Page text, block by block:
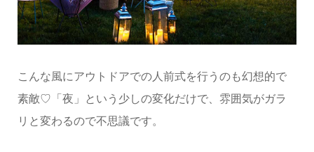
こんな風にアウトドアでの人前式を行うのも幻想的で
素敵♡「夜」という少しの変化だけで、雰囲気がガラ
リと変わるので不思議です。